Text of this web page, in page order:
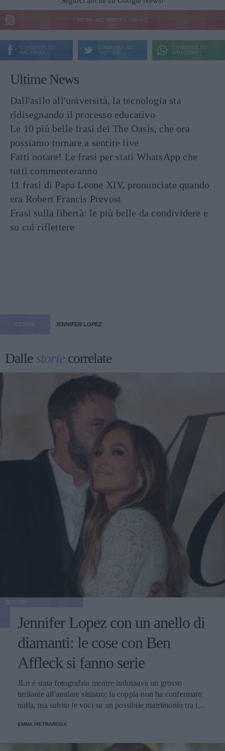
ENTRA NEL NOSTRO CANALE
CONDIVIDI SU
FACEBOOK
CONDIVIDI SU
TWITTER
CONDIVIDI SU
WHATSAPP
Ultime News
Dall'asilo all'università, la tecnologia sta
ridisegnando il processo educativo
Le 10 più belle frasi dei The Oasis, che ora
possiamo tornare a sentire live
Fatti notare! Le frasi per stati WhatsApp che
tutti commenteranno
11 frasi di Papa Leone XIV, pronunciate quando
era Robert Francis Prevost
Frasi sulla libertà: le più belle da condividere e
su cui riflettere
JENNIFER LOPEZ
Dallestorie correlate
Jennifer Lopez con un anello di
diamanti: le cose con Ben
Affleck si fanno serie
JLo è stata fotografata mentre indossava un grosso
brillante all'anulare sinistro; la coppia non ha confermato
nulla, ma subito le voci su un possibile matrimonio tra i
EMMA PIETRAROSA